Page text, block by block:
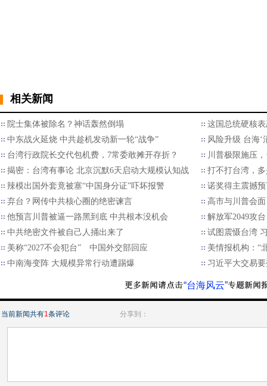
相关新闻
院士集体被除名？神话轰然倒塌
这国总统硬核
中东战火延烧 中共趁机发动新一轮“战争”
风险升级 台海‘
台湾行政院长交代包机费，7常委敢摊开存折？
川普极限施压
揭密：台湾有事论 北京沉默6天启动大规模认知战
打不打台湾，
辣模出国外套竟被塞“中国身分证”吓坏报警
诺奖得主震撼
弃台？网传中共核心圈的绝密谏言
高市与川普会
他预言川普被逼一路黑到底 中共根本没机会
解放军2049攻
中共绝密文件被自己人捅出来了
试图震慑台湾
美称“2027不会犯台” 中国外交部回应
美情报机构：“
中南海变阵 大规模异常行动遭踢爆
习近平大交易
“台海风云”
当前新闻共有1 条评论 分享到：